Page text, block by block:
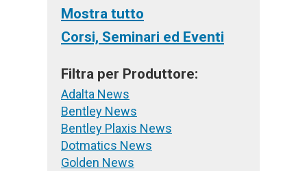
Mostra tutto
Corsi, Seminari ed Eventi
Filtra per Produttore:
Adalta News
Bentley News
Bentley Plaxis News
Dotmatics News
Golden News